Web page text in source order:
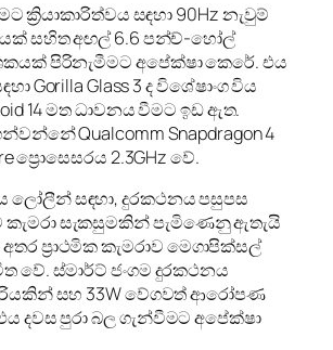
ක්‍රියාකාරිත්වය සඳහා 90Hz නැවුම්
සහිත අඟල් 6.6 පන්ච්-හෝල්
පිරිනැමීමට අපේක්ෂා කෙරේ. එය
Gorilla Glass 3 ද විශේෂාංග විය
14 මත ධාවනය වීමට ඉඩ ඇත.
Qualcomm Snapdragon 4
ප්‍රොසෙසරය 2.3GHz වේ.
ලෝලීන් සඳහා, දුරකථනය පසුපස
සැකසුමකින් පැමිණෙනු ඇතැයි
ප්‍රාථමික කැමරාව මෙගාපික්සල්
වේ. ස්මාර්ට් ජංගම දුරකථනය
සහ 33W වේගවත් ආරෝපණ
දවස පුරා බල ගැන්වීමට අපේක්ෂා